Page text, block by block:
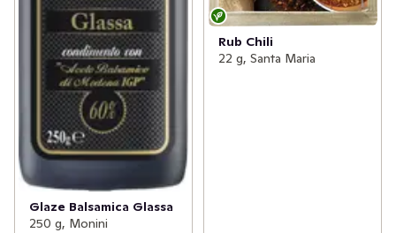
Glaze Balsamica Glassa
250 g, Monini
Rub Chili
22 g, Santa Maria